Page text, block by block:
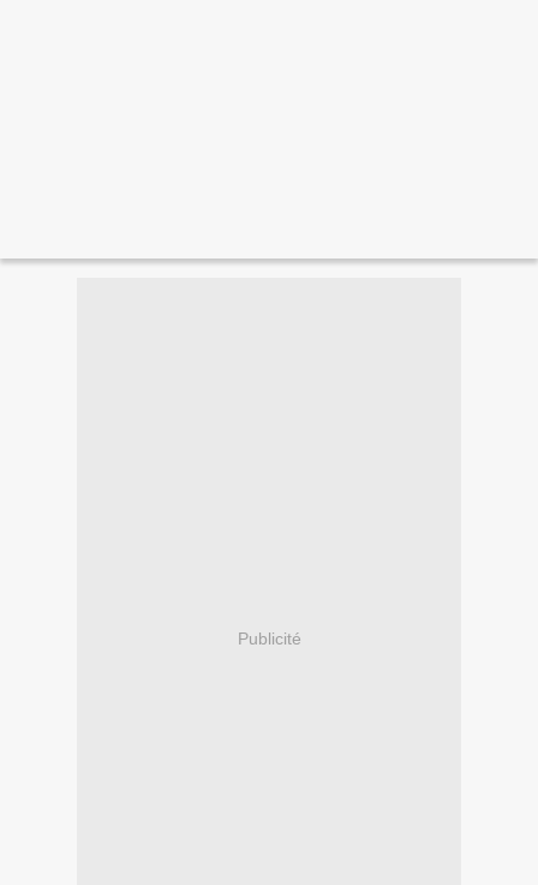
Publicité